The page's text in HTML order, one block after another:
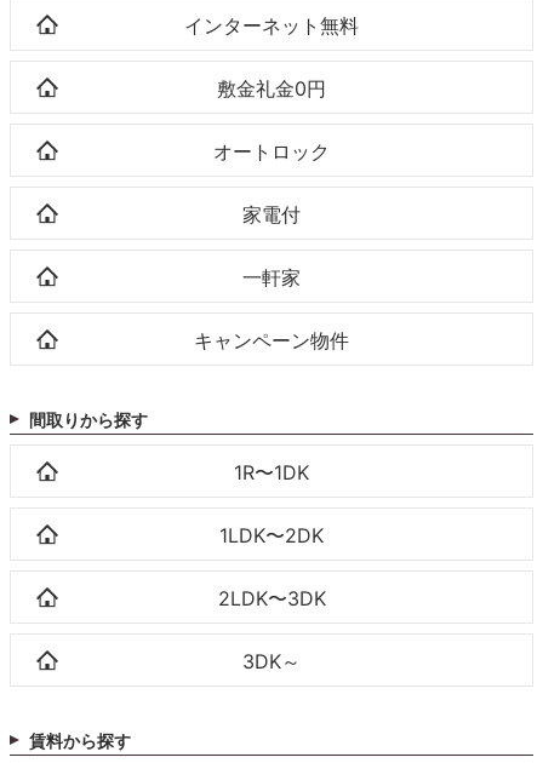
インターネット無料
敷金礼金0円
オートロック
家電付
一軒家
キャンペーン物件
間取りから探す
1R〜1DK
1LDK〜2DK
2LDK〜3DK
3DK～
賃料から探す